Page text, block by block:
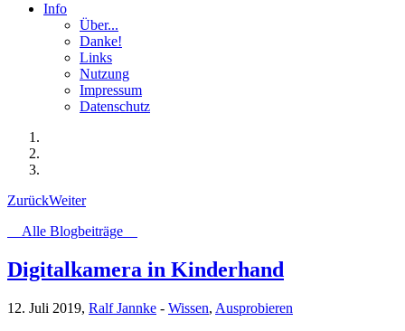
Info
Über...
Danke!
Links
Nutzung
Impressum
Datenschutz
ZurückWeiter
Alle Blogbeiträge
Digitalkamera in Kinderhand
12. Juli 2019, Ralf Jannke - Wissen, Ausprobieren